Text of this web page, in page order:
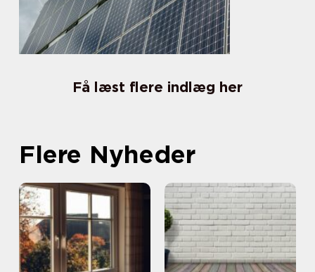
Få læst flere indlæg her
Flere Nyheder